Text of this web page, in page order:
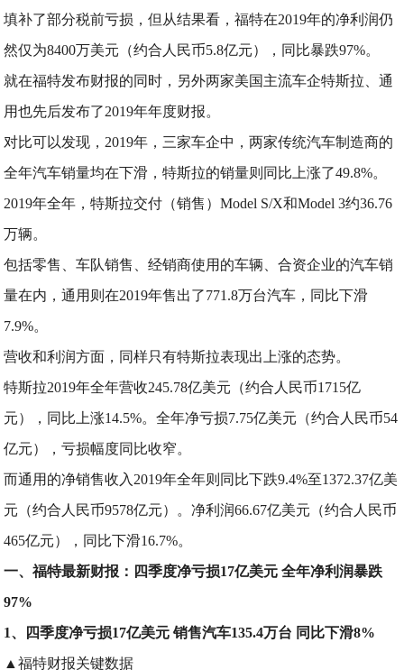
填补了部分税前亏损，但从结果看，福特在2019年的净利润仍
然仅为8400万美元（约合人民币5.8亿元），同比暴跌97%。
就在福特发布财报的同时，另外两家美国主流车企特斯拉、通
用也先后发布了2019年年度财报。
对比可以发现，2019年，三家车企中，两家传统汽车制造商的
全年汽车销量均在下滑，特斯拉的销量则同比上涨了49.8%。
2019年全年，特斯拉交付（销售）Model S/X和Model 3约36.76
万辆。
包括零售、车队销售、经销商使用的车辆、合资企业的汽车销
量在内，通用则在2019年售出了771.8万台汽车，同比下滑
7.9%。
营收和利润方面，同样只有特斯拉表现出上涨的态势。
特斯拉2019年全年营收245.78亿美元（约合人民币1715亿
元），同比上涨14.5%。全年净亏损7.75亿美元（约合人民币54
亿元），亏损幅度同比收窄。
而通用的净销售收入2019年全年则同比下跌9.4%至1372.37亿美
元（约合人民币9578亿元）。净利润66.67亿美元（约合人民币
465亿元），同比下滑16.7%。
一、福特最新财报：四季度净亏损17亿美元 全年净利润暴跌
97%
1、四季度净亏损17亿美元 销售汽车135.4万台 同比下滑8%
▲福特财报关键数据